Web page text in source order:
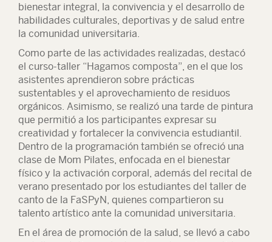
bienestar integral, la convivencia y el desarrollo de
habilidades culturales, deportivas y de salud entre
la comunidad universitaria.
Como parte de las actividades realizadas, destacó
el curso-taller “Hagamos composta”, en el que los
asistentes aprendieron sobre prácticas
sustentables y el aprovechamiento de residuos
orgánicos. Asimismo, se realizó una tarde de pintura
que permitió a los participantes expresar su
creatividad y fortalecer la convivencia estudiantil.
Dentro de la programación también se ofreció una
clase de Mom Pilates, enfocada en el bienestar
físico y la activación corporal, además del recital de
verano presentado por los estudiantes del taller de
canto de la FaSPyN, quienes compartieron su
talento artístico ante la comunidad universitaria.
En el área de promoción de la salud, se llevó a cabo